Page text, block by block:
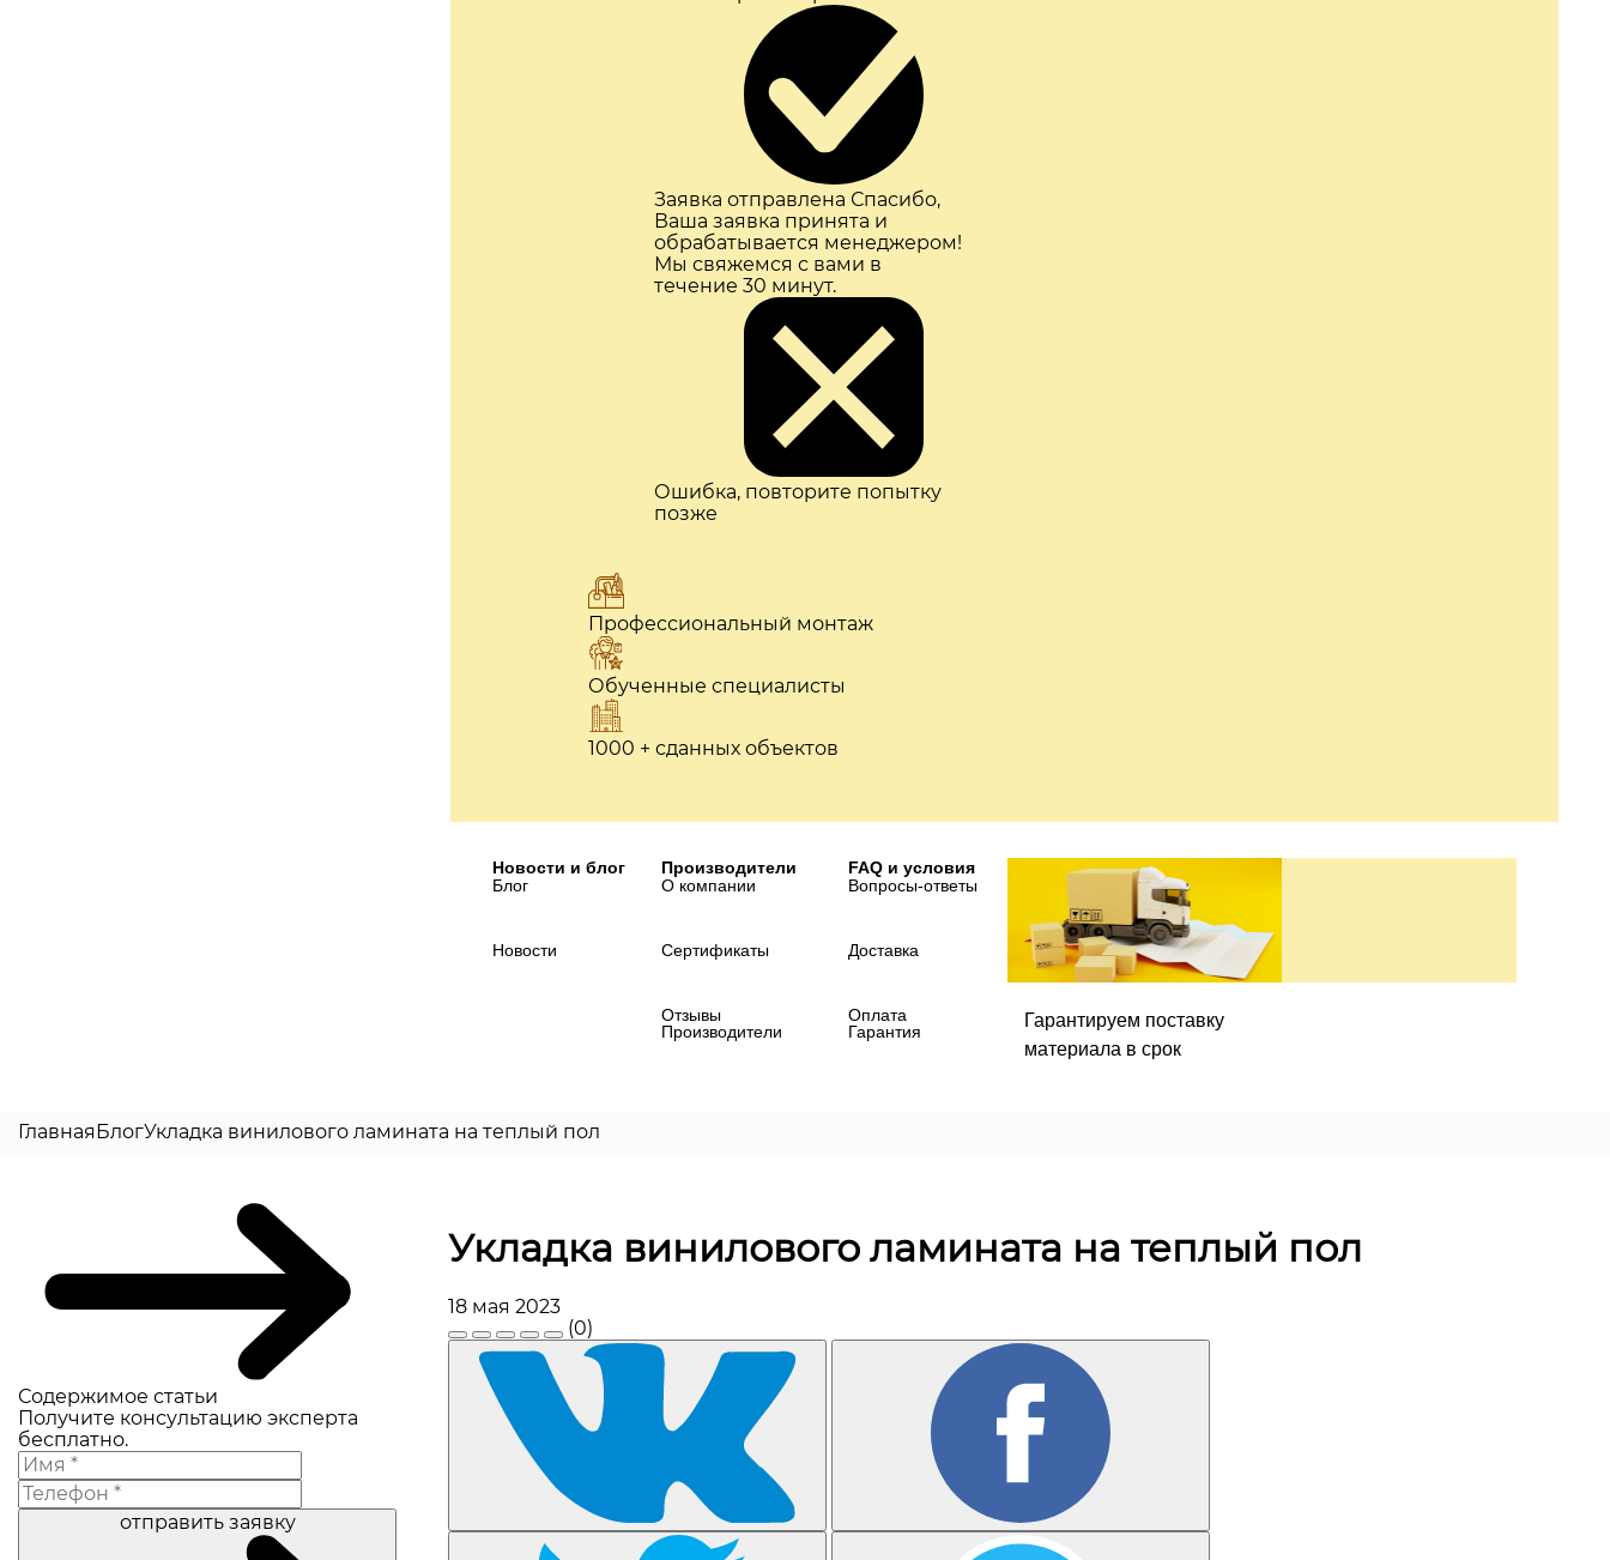
Заявка отправлена Спасибо,
Ваша заявка принята и
обрабатывается менеджером!
Мы свяжемся с вами в
течение 30 минут.
Ошибка, повторите попытку
позже
Профессиональный монтаж
Обученные специалисты
1000 + сданных объектов
Новости и блог
Блог
Новости
Производители
О компании
Сертификаты
Отзывы
Производители
FAQ и условия
Вопросы-ответы
Доставка
Оплата
Гарантия
Гарантируем поставку
материала в срок
Главная БлогУкладка винилового ламината на теплый пол
Содержимое статьи
Получите консультацию эксперта
бесплатно.
отправить заявку
Укладка винилового ламината на теплый пол
18 мая 2023
(0)